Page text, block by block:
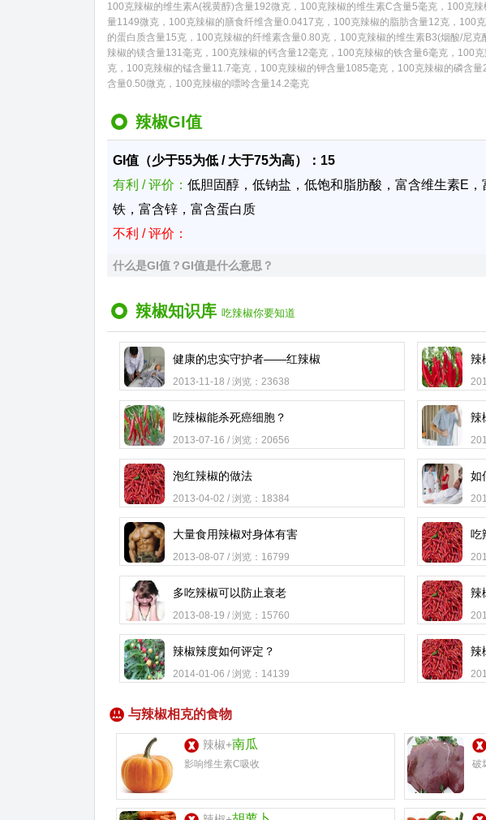
100克辣椒的维生素A(视黄醇)含量192微克，100克辣椒的维生素C含量5毫克，100克
量1149微克，100克辣椒的膳食纤维含量0.0417克，100克辣椒的脂肪含量12克，100
的蛋白质含量15克，100克辣椒的纤维素含量0.80克，100克辣椒的维生素B3(烟酸/尼
辣椒的镁含量131毫克，100克辣椒的钙含量12毫克，100克辣椒的铁含量6毫克，100
克，100克辣椒的锰含量11.7毫克，100克辣椒的钾含量1085毫克，100克辣椒的磷含
含量0.50微克，100克辣椒的嘌呤含量14.2毫克
辣椒GI值
GI值（少于55为低 / 大于75为高）：15
有利 / 评价： 低胆固醇，低钠盐，低饱和脂肪酸，富含维生素E
铁，富含锌，富含蛋白质
不利 / 评价：
什么是GI值？GI值是什么意思？
辣椒知识库 吃辣椒你要知道
健康的忠实守护者——红辣椒
2013-11-18 / 浏览：23638
辣
吃辣椒能杀死癌细胞？
2013-07-16 / 浏览：20656
辣
泡红辣椒的做法
2013-04-02 / 浏览：18384
如
大量食用辣椒对身体有害
2013-08-07 / 浏览：16799
吃
多吃辣椒可以防止衰老
2013-08-19 / 浏览：15760
辣
辣椒辣度如何评定？
2014-01-06 / 浏览：14139
辣
与辣椒相克的食物
辣椒+南瓜
影响维生素C吸收 破